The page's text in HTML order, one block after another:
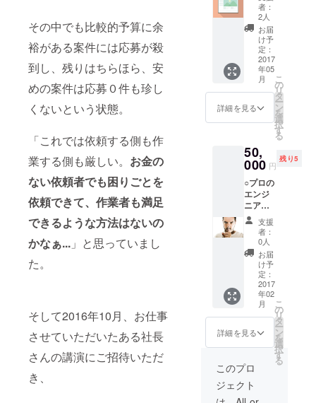
その中でも比較的予算に余
裕がある案件には応募が殺
到し、残りはちらほら、安
めの案件は応募０件も珍し
くないという状態。
「これでは依頼する側も作
業する側も厳しい。 お金の
ない依頼者でも困りごとを
依頼できて、作業者も満足
できるような方法はないの
かなぁ... 」と思っていまし
た。
そして2016年10月、お仕事
させていただいたある社長
さんの講演にご招待いただ
き、
Javaを
勉強し
WEBエ
ンジニ
アとし
て再就
職。株
式会社
イーガ
オで働
き始め
エンジ
ニア2年
目の
2016
年、い
い現場
に巡り
会い、
PHP/La
ravelで
の開発
の方が
得意に
なる。
○2016
年10
月、
イーガ
託開発
部門の
ディレ
クター
ど、業
種によ
り依頼
をお断
りさせ
ていた
だく場
合がご
す。 ※
特定の
のPR活
動は致
しかね
ますの
でご理
解のほ
ど宜し
くお願
いいた
しま
す。 ※
交通費
などの
経費は
下さい
ますよ
いいた
しま
す。 対
アプリ
ケー
ション
開発の
基礎を
学び、
シンプ
ルな
サービ
スを
ところ
まで体
験がで
きる講
座で
す。 大
滝と一
緒にサ
ポート
するの
は、
『全員
がエン
ジニア
養成学
通った
元シロ
という
異色の
エンジ
「よく
わから
ないエ
ラーが
出て
る...」
「サー
バーの
載せ換
えに挑
まっ
た...」
トラブ
ルが発
生して
困った
こと、
ありま
せん
か？ そ
んなブ
ログ運
用に
とって
命取り
になる
ブルか
なたの
ブログ
サンク
スとし
てサイ
トに企
業名を
掲載
（企業
様向け/
ロゴ・
リンク
付） ○
ウント
作成、
コマリ
ゴト投
稿権 ○
お礼の
メール
できあ
がった
サイト
の紹介
ページ
に、ス
ペシャ
ルサン
クスと
して
く限り
を掲載
いたし
者：
2人
お届
け予
定：
2017
年05
月
詳細を見る
こ
の
リ
タ
ー
ン
を
選
択
す
る
50,
000 円
残り5
○プロの
エンジ
ニアが
こっそ
り教え
る！仕
事にな
WordPr
essカス
タマイ
ズ講座
・
「Word
Press
クッと
自分の
ホーム
ページ
支援
者：
0人
お届
け予
定：
2017
年02
月
詳細を見る
こ
の
リ
タ
ー
ン
を
選
択
す
る
このプロ
ジェクト